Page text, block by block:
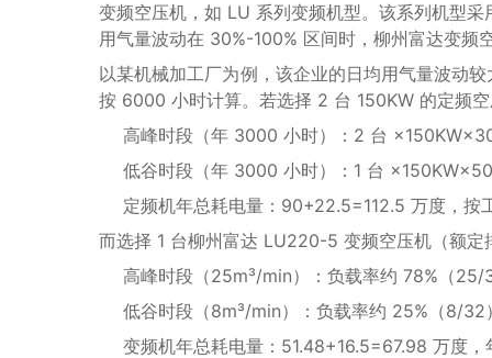
变频空压机，如 LU 系列变频机型。该系列机型
用气量波动在 30%-100% 区间时，柳州富达变
以某机械加工厂为例，该企业的日均用气量波动
按 6000 小时计算。若选择 2 台 150KW 的定频
高峰时段（年 3000 小时）：2 台
低谷时段（年 3000 小时）：1 台
定频机年总耗电量：90+22.5=112.5 万度，
而选择 1 台柳州富达 LU220-5 变频空压机（额
高峰时段（25m³/min）：负载率约 78%（
低谷时段（8m³/min）：负载率约 25%（8/
变频机年总耗电量：51.48+16.5=67.98 万度